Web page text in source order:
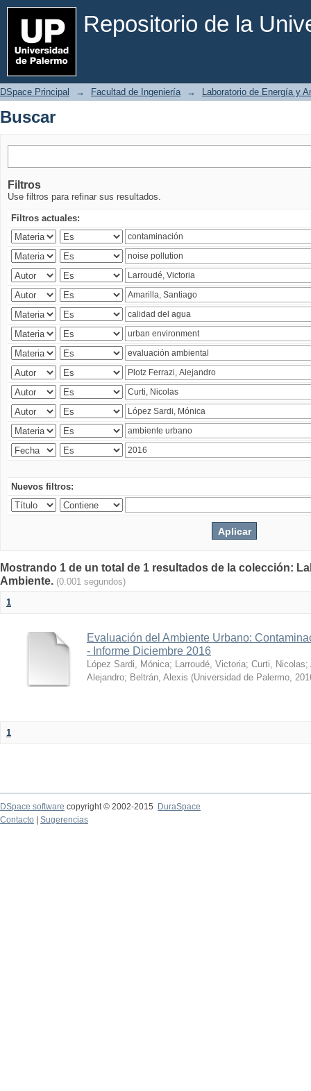
Repositorio de la
Buscar
DSpace Principal → Facultad de Ingeniería → Laboratorio de Energía y
Buscar
Filtros
Use filtros para refinar sus resultados.
Filtros actuales:
Nuevos filtros:
Mostrando 1 de un total de 1 resultados de la colección:
Ambiente. (0.001 segundos)
1
Evaluación del Ambiente Urbano:
- Informe Diciembre 2016
López Sardi, Mónica; Larroudé, Victoria; Curti, Nicolas;
Alejandro; Beltrán, Alexis (Universidad de Palermo,
1
DSpace software copyright © 2002-2015
DuraSpace
Contacto
Sugerencias